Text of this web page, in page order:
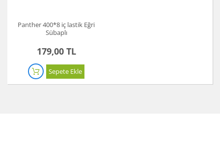
Panther 400*8 iç lastik Eğri
Sübaplı
179,00 TL
Sepete Ekle